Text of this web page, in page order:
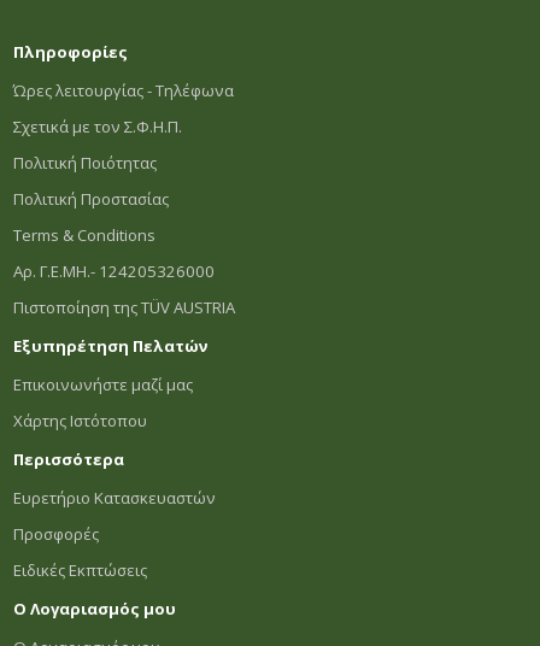
Πληροφορίες
Ώρες λειτουργίας - Τηλέφωνα
Σχετικά με τον Σ.Φ.Η.Π.
Πολιτική Ποιότητας
Πολιτική Προστασίας
Terms & Conditions
Αρ. Γ.Ε.ΜΗ.- 124205326000
Πιστοποίηση της TÜV AUSTRIA
Εξυπηρέτηση Πελατών
Επικοινωνήστε μαζί μας
Χάρτης Ιστότοπου
Περισσότερα
Ευρετήριο Κατασκευαστών
Προσφορές
Ειδικές Εκπτώσεις
Ο Λογαριασμός μου